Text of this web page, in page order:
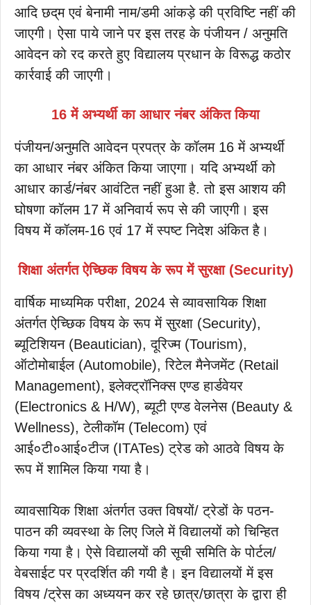
आदि छद्‌म एवं बेनामी नाम/डमी आंकड़े की प्रविष्टि नहीं की
जाएगी। ऐसा पाये जाने पर इस तरह के पंजीयन / अनुमति
आवेदन को रद करते हुए विद्यालय प्रधान के विरूद्ध कठोर
कार्रवाई की जाएगी।
16 में अभ्यर्थी का आधार नंबर अंकित किया
पंजीयन/अनुमति आवेदन प्रपत्र के कॉलम 16 में अभ्यर्थी
का आधार नंबर अंकित किया जाएगा। यदि अभ्यर्थी को
आधार कार्ड/नंबर आवंटित नहीं हुआ है. तो इस आशय की
घोषणा कॉलम 17 में अनिवार्य रूप से की जाएगी। इस
विषय में कॉलम-16 एवं 17 में स्पष्ट निदेश अंकित है।
शिक्षा अंतर्गत ऐच्छिक विषय के रूप में सुरक्षा (Security)
वार्षिक माध्यमिक परीक्षा, 2024 से व्यावसायिक शिक्षा
अंतर्गत ऐच्छिक विषय के रूप में सुरक्षा (Security),
ब्यूटिशियन (Beautician), दूरिज्म (Tourism),
ऑटोमोबाईल (Automobile), रिटेल मैनेजमेंट (Retail
Management), इलेक्ट्रॉनिक्स एण्ड हार्डवेयर
(Electronics & H/W), ब्यूटी एण्ड वेलनेस (Beauty &
Wellness), टेलीकॉम (Telecom) एवं
आई०टी०आई०टीज (ITATes) ट्रेड को आठवे विषय के
रूप में शामिल किया गया है।
व्यावसायिक शिक्षा अंतर्गत उक्त विषयों/ ट्रेडों के पठन-
पाठन की व्यवस्था के लिए जिले में विद्यालयों को चिन्हित
किया गया है। ऐसे विद्यालयों की सूची समिति के पोर्टल/
वेबसाईट पर प्रदर्शित की गयी है। इन विद्यालयों में इस
विषय /ट्रेस का अध्ययन कर रहे छात्र/छात्रा के द्वारा ही